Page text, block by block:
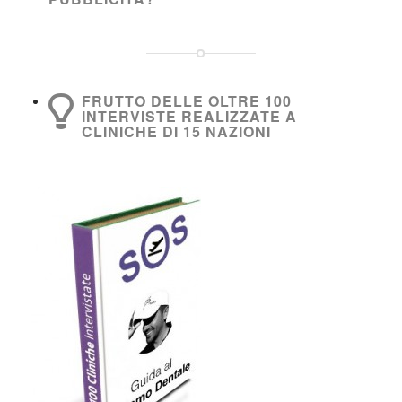
FRUTTO DELLE OLTRE 100
INTERVISTE REALIZZATE A
CLINICHE DI 15 NAZIONI